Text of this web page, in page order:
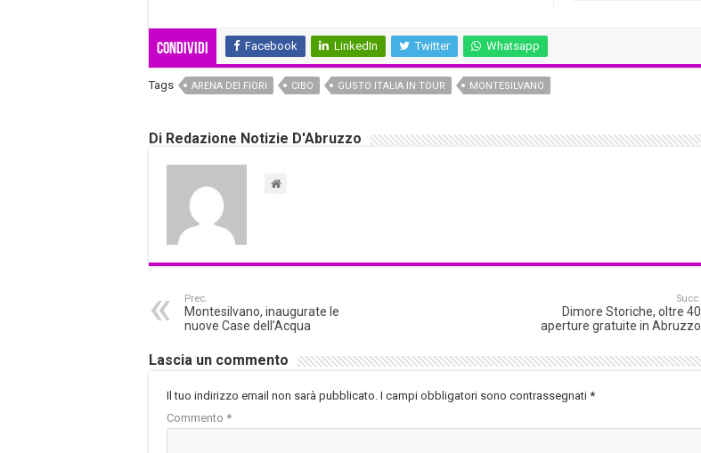
Condividi Facebook LinkedIn Twitter Whatsapp
Tags ARENA DEI FIORI CIBO GUSTO ITALIA IN TOUR MONTESILVANO
Di Redazione Notizie D'Abruzzo
Prec.
Montesilvano, inaugurate le
nuove Case dell’Acqua
Succ.
Dimore Storiche, oltre 40
aperture gratuite in Abruzzo
Lascia un commento
Il tuo indirizzo email non sarà pubblicato. I campi obbligatori sono contrassegnati *
Commento *